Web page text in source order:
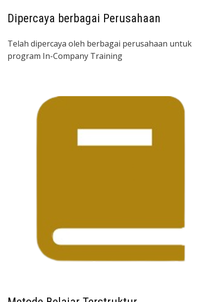
Dipercaya berbagai Perusahaan
Telah dipercaya oleh berbagai perusahaan untuk
program In-Company Training